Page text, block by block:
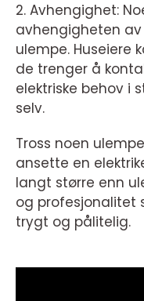
2. Avhengighet:
avhengigheten av
ulempe. Huseiere
de trenger å
elektriske behov i
selv.
Tross noen
ansette en
langt større enn
og profesjonalitet
trygt og pålitelig.